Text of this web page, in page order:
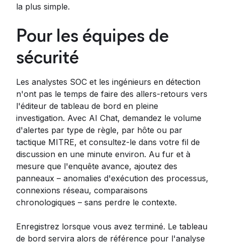
la plus simple.
Pour les équipes de
sécurité
Les analystes SOC et les ingénieurs en détection
n'ont pas le temps de faire des allers-retours vers
l'éditeur de tableau de bord en pleine
investigation. Avec AI Chat, demandez le volume
d'alertes par type de règle, par hôte ou par
tactique MITRE, et consultez-le dans votre fil de
discussion en une minute environ. Au fur et à
mesure que l'enquête avance, ajoutez des
panneaux – anomalies d'exécution des processus,
connexions réseau, comparaisons
chronologiques – sans perdre le contexte.
Enregistrez lorsque vous avez terminé. Le tableau
de bord servira alors de référence pour l'analyse